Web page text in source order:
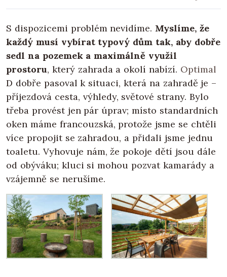
S dispozicemi problém nevidíme. Myslíme, že
každý musí vybírat typový dům tak, aby dobře
sedl na pozemek a maximálně využil
prostoru, který zahrada a okolí nabízí. Optimal
D dobře pasoval k situaci, která na zahradě je –
příjezdová cesta, výhledy, světové strany. Bylo
třeba provést jen pár úprav; místo standardních
oken máme francouzská, protože jsme se chtěli
více propojit se zahradou, a přidali jsme jednu
toaletu. Vyhovuje nám, že pokoje dětí jsou dále
od obýváku; kluci si mohou pozvat kamarády a
vzájemně se nerušíme.